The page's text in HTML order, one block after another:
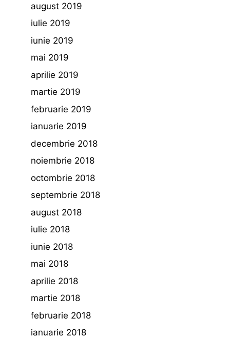
august 2019
iulie 2019
iunie 2019
mai 2019
aprilie 2019
martie 2019
februarie 2019
ianuarie 2019
decembrie 2018
noiembrie 2018
octombrie 2018
septembrie 2018
august 2018
iulie 2018
iunie 2018
mai 2018
aprilie 2018
martie 2018
februarie 2018
ianuarie 2018